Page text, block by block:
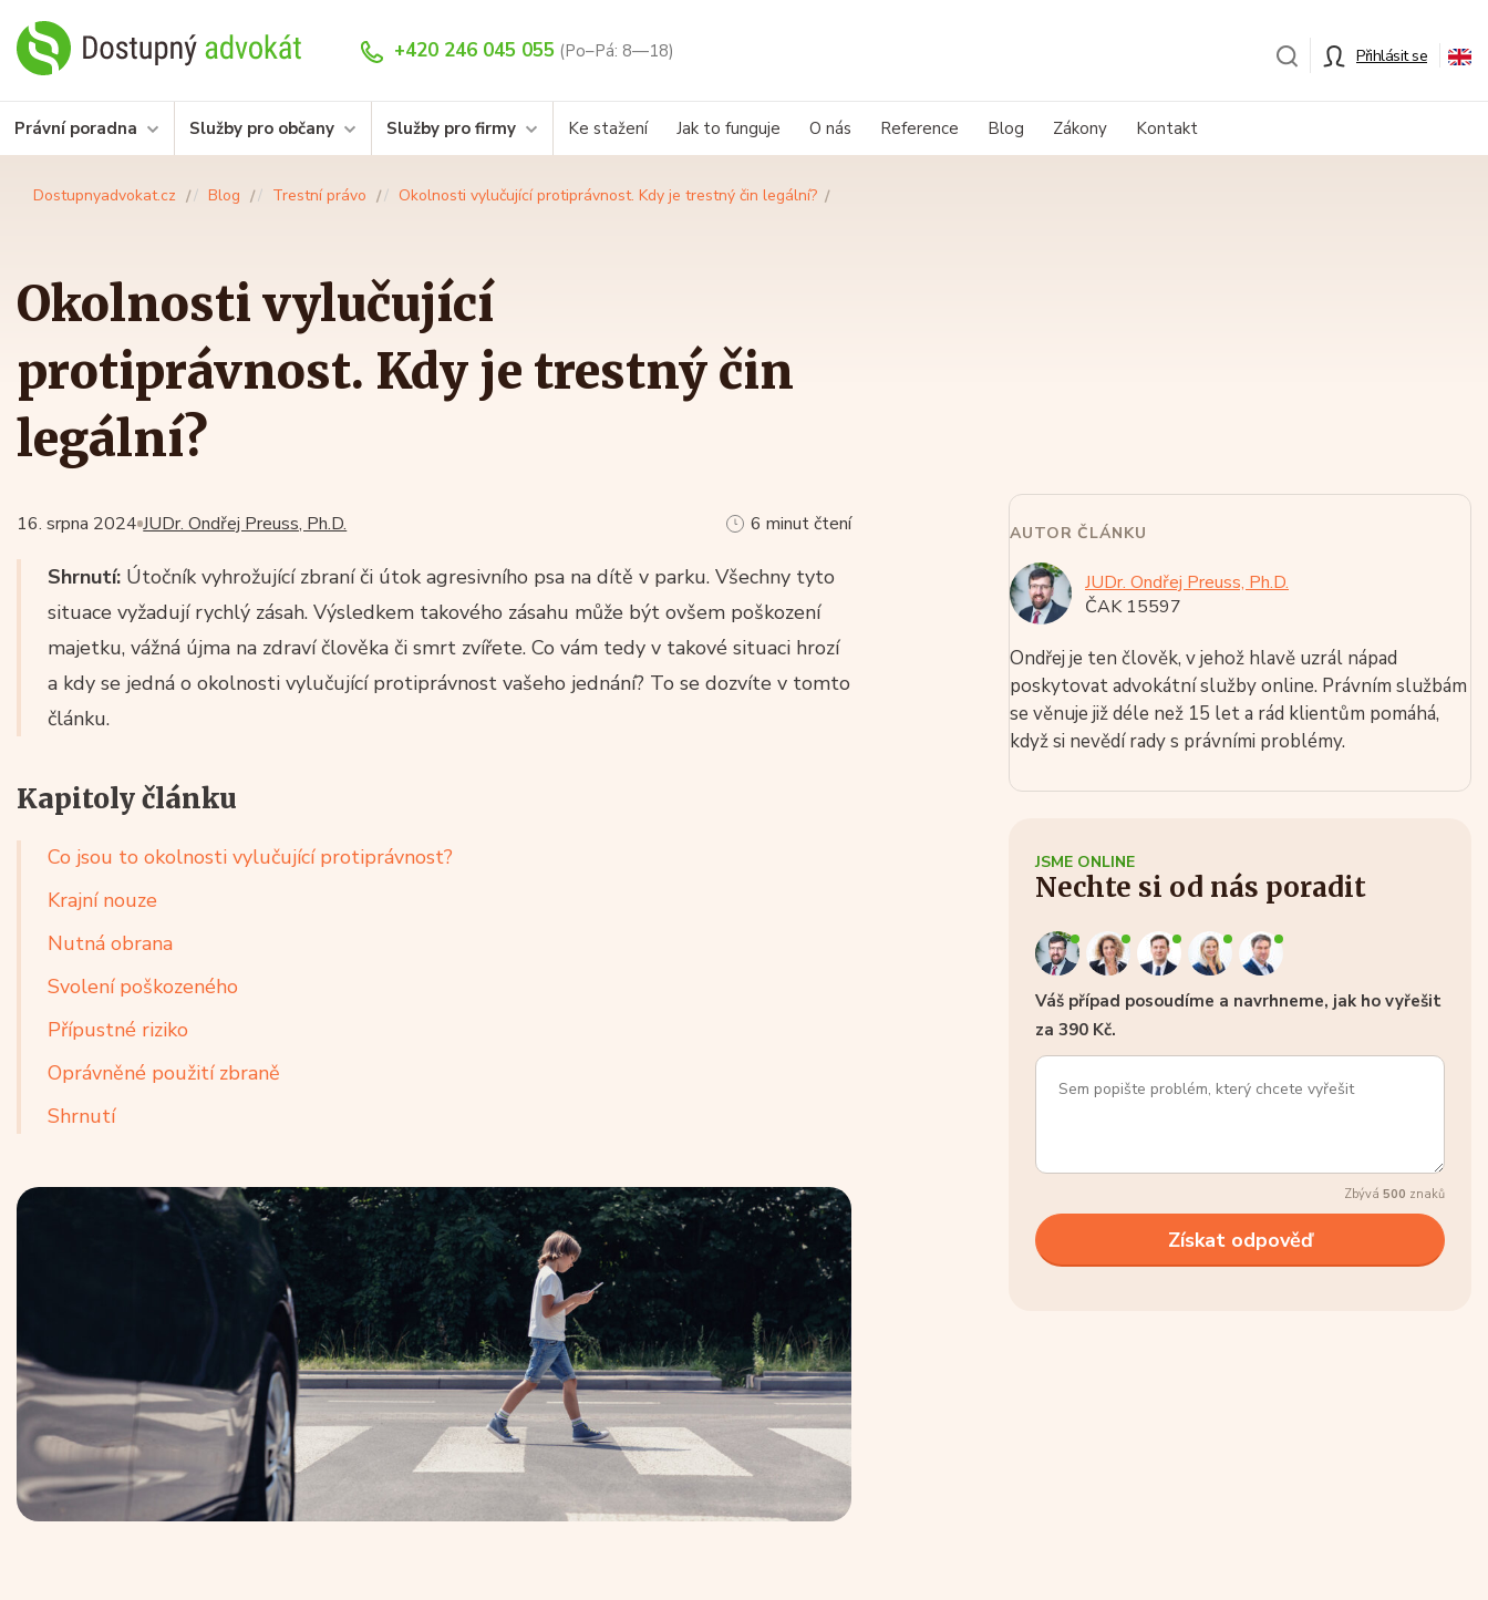
+420 246 045 055 (Po–Pá: 8—18) Přihlásit se
Právní poradna Služby pro občany Služby pro firmy Ke stažení Jak to funguje O nás Reference Blog Zákony Kontakt
Dostupnyadvokat.cz Blog Trestní právo Okolnosti vylučující protiprávnost. Kdy je trestný čin legální?
Okolnosti vylučující
protiprávnost. Kdy je trestný čin
legální?
JUDr. Ondřej Preuss, Ph.D.
16. srpna 2024 6 minut čtení
Shrnutí: Útočník vyhrožující zbraní či útok agresivního psa na dítě v parku. Všechny tyto
situace vyžadují rychlý zásah. Výsledkem takového zásahu může být ovšem poškození
majetku, vážná újma na zdraví člověka či smrt zvířete. Co vám tedy v takové situaci hrozí
a kdy se jedná o okolnosti vylučující protiprávnost vašeho jednání? To se dozvíte v tomto
článku.
Kapitoly článku
Co jsou to okolnosti vylučující protiprávnost?
Krajní nouze
Nutná obrana
Svolení poškozeného
Přípustné riziko
Oprávněné použití zbraně
Shrnutí
AUTOR ČLÁNKU
JUDr. Ondřej Preuss, Ph.D.
ČAK 15597
Ondřej je ten člověk, v jehož hlavě uzrál nápad
poskytovat advokátní služby online. Právním službám
se věnuje již déle než 15 let a rád klientům pomáhá,
když si nevědí rady s právními problémy.
JSME ONLINE
Nechte si od nás poradit
Váš případ posoudíme a navrhneme, jak ho vyřešit
za 390 Kč.
Zbývá 500 znaků